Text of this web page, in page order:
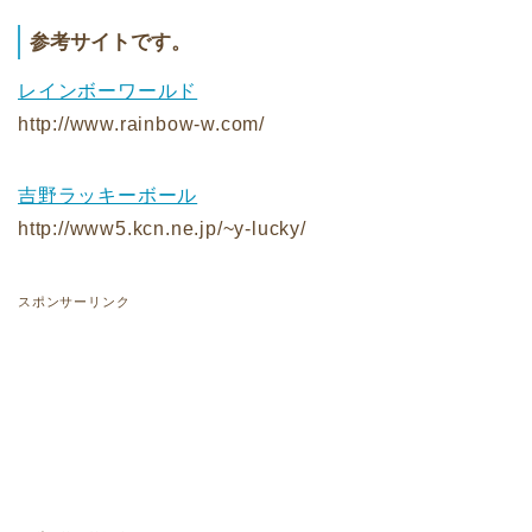
参考サイトです。
レインボーワールド
http://www.rainbow-w.com/
吉野ラッキーボール
http://www5.kcn.ne.jp/~y-lucky/
スポンサーリンク